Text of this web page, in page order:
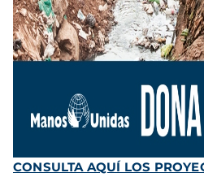
CONSULTA AQUÍ LOS